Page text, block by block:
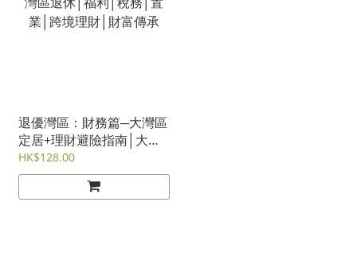
退優灣區：財務篇─大灣區
定居+理財避險指南│大灣
區退休│福利│稅務│置業│
跨境理財│財富傳承
HK$128.00